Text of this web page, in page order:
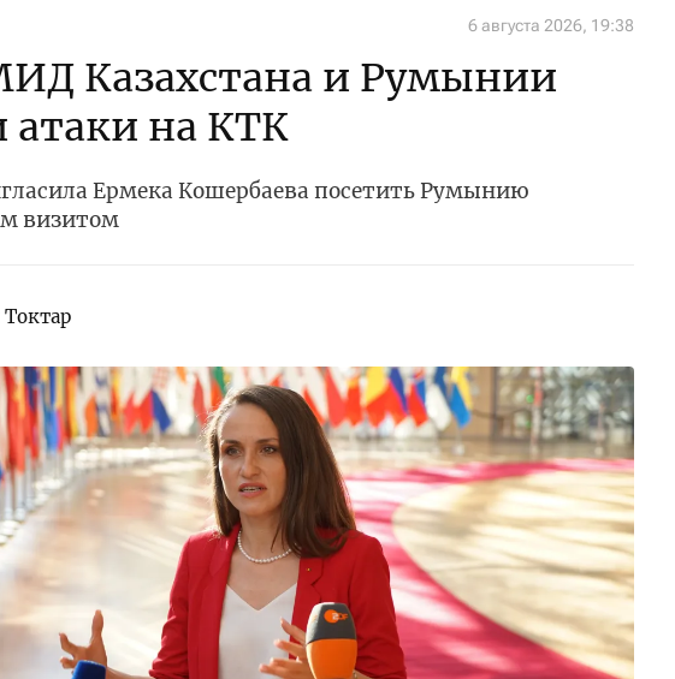
6 августа 2026, 19:38
Казахстана и Румынии
атаки на КТК
Ермека Кошербаева посетить Румынию
визитом